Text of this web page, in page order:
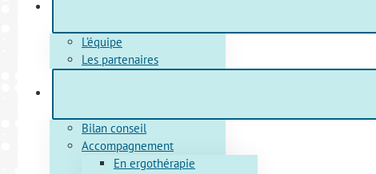
L’équipe
Les partenaires
Bilan conseil
Accompagnement
En ergothérapie